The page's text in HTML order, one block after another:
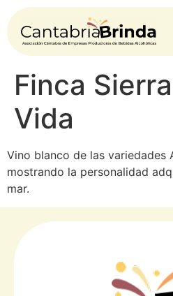
Finca
Vida
Vino blanco de las variedades
mostrando la personalidad
mar.